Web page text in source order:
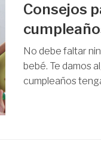
Consejos
No debe faltar
bebé. Te damos
cumpleaños